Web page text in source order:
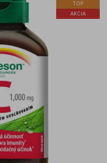
TOP
AKCIA